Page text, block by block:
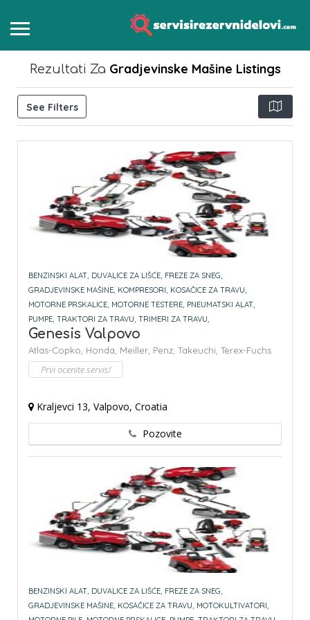
Rezultati Za Gradjevinske Mašine Listings
See Filters
BENZINSKI ALAT, DUVALICE ZA LIŠĆE, FREZE ZA SNEG,
GRADJEVINSKE MAŠINE, KOMPRESORI, KOSAČICE ZA TRAVU,
MOTORNE PRSKALICE, MOTORNE TESTERE, PNEUMATSKI ALAT,
PUMPE, TRAKTORI ZA TRAVU, TRIMERI ZA TRAVU,
Genesis Valpovo
Atlas-Copko, Honda, Meiller, Penz, Takeuchi, Terex-Fuchs
Prvi ocenite servis!
Kraljevci 13, Valpovo, Croatia
Pozovite
BENZINSKI ALAT, DUVALICE ZA LIŠĆE, FREZE ZA SNEG,
GRADJEVINSKE MAŠINE, KOSAČICE ZA TRAVU, MOTOKULTIVATORI,